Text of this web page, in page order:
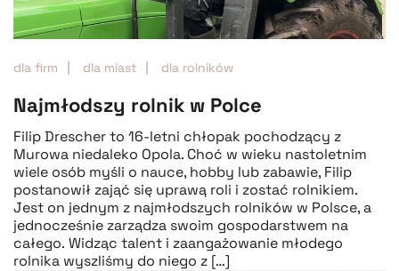
dla firm dla miast dla rolników
Najmłodszy rolnik w Polce
Filip Drescher to 16-letni chłopak pochodzący z
Murowa niedaleko Opola. Choć w wieku nastoletnim
wiele osób myśli o nauce, hobby lub zabawie, Filip
postanowił zająć się uprawą roli i zostać rolnikiem.
Jest on jednym z najmłodszych rolników w Polsce, a
jednocześnie zarządza swoim gospodarstwem na
całego. Widząc talent i zaangażowanie młodego
rolnika wyszliśmy do niego z […]